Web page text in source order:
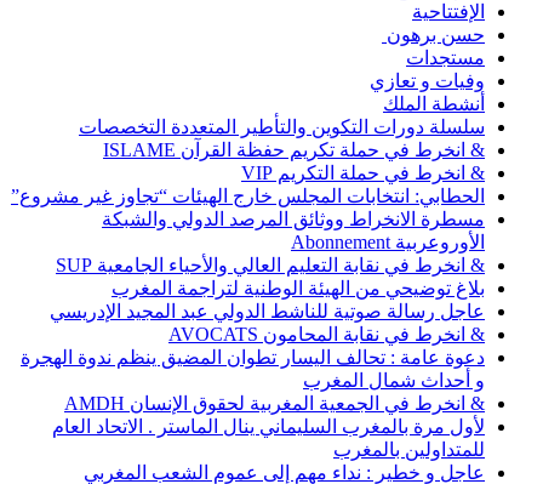
الإفتتاحية
حسن برهون
مستجدات
وفيات و تعازي
أنشطة الملك
سلسلة دورات التكوين والتأطير المتعددة التخصصات
& انخرط في حملة تكريم حفظة القرآن ISLAME
& انخرط في حملة التكريم VIP
الحطابي: انتخابات المجلس خارج الهيئات “تجاوز غير مشروع”
مسطرة الانخراط ووثائق المرصد الدولي والشبكة
الأوروعربية Abonnement
& انخرط في نقابة التعليم العالي والأحياء الجامعية SUP
بلاغ توضيحي من الهيئة الوطنية لتراجمة المغرب
عاجل رسالة صوتية للناشط الدولي عبد المجيد الإدريسي
& انخرط في نقابة المحامون AVOCATS
دعوة عامة : تحالف اليسار تطوان المضيق ينظم ندوة الهجرة
و أحداث شمال المغرب
& انخرط في الجمعية المغربية لحقوق الإنسان AMDH
لأول مرة بالمغرب السليماني ينال الماستر . الاتحاد العام
للمتداولين بالمغرب
عاجل و خطير : نداء مهم إلى عموم الشعب المغربي